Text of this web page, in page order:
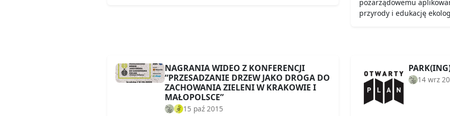
pozarządowemu
przyrody i edukację
NAGRANIA WIDEO Z KONFERENCJI
“PRZESADZANIE DRZEW JAKO DROGA DO
ZACHOWANIA ZIELENI W KRAKOWIE I
MAŁOPOLSCE”
15 paź 2015
14 wrz